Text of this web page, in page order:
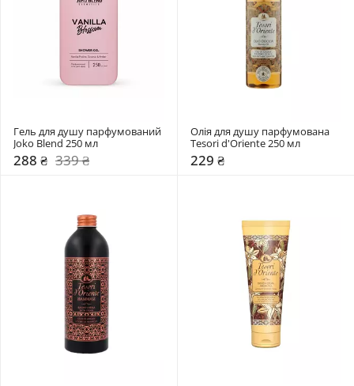
Гель для душу парфумований
Joko Blend 250 мл
288 ₴ 339 ₴
Олія для душу парфумована
Tesori d'Oriente 250 мл
229 ₴